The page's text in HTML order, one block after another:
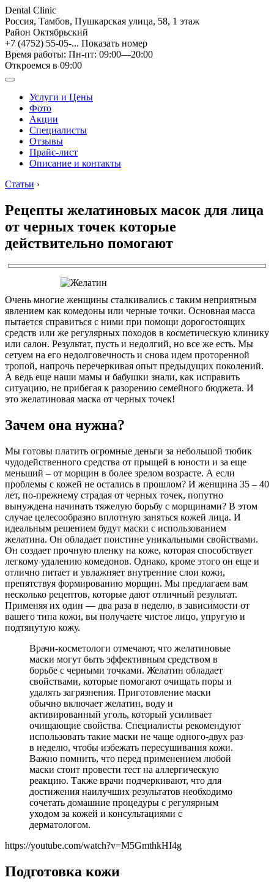
Dental Clinic
Россия, Тамбов, Пушкарская улица, 58, 1 этаж
Район Октябрьский
+7 (4752) 55-05-... Показать номер
Время работы: Пн-пт: 09:00—20:00
Откроемся в 09:00
Услуги и Цены
Фото
Акции
Специалисты
Отзывы
Прайс-лист
Описание и контакты
Статьи ›
Рецепты желатиновых масок для лица
от черных точек которые
действительно помогают
Очень многие женщины сталкивались с таким неприятным
явлением как комедоны или черные точки. Основная масса
пытается справиться с ними при помощи дорогостоящих
средств или же регулярных походов в косметическую клинику
или салон. Результат, пусть и недолгий, но все же есть. Мы
сетуем на его недолговечность и снова идем проторенной
тропой, напрочь перечеркивая опыт предыдущих поколений.
А ведь еще наши мамы и бабушки знали, как исправить
ситуацию, не прибегая к разорению семейного бюджета. И
это желатиновая маска от черных точек!
Зачем она нужна?
Мы готовы платить огромные деньги за небольшой тюбик
чудодейственного средства от прыщей в юности и за еще
меньший – от морщин в более зрелом возрасте. А если
проблемы с кожей не остались в прошлом? И женщина 35 – 40
лет, по-прежнему страдая от черных точек, попутно
вынуждена начинать тяжелую борьбу с морщинами? В этом
случае целесообразно вплотную заняться кожей лица. И
идеальным решением будут маски с использованием
желатина. Он обладает поистине уникальными свойствами.
Он создает прочную пленку на коже, которая способствует
легкому удалению комедонов. Однако, кроме этого он еще и
отлично питает и увлажняет внутренние слои кожи,
препятствуя формированию морщин. Мы предлагаем вам
несколько рецептов, которые дают отличный результат.
Применяя их один — два раза в неделю, в зависимости от
вашего типа кожи, вы получаете чистое лицо, упругую и
подтянутую кожу.
Врачи-косметологи отмечают, что желатиновые
маски могут быть эффективным средством в
борьбе с черными точками. Желатин обладает
свойствами, которые помогают очищать поры и
удалять загрязнения. Приготовление маски
обычно включает желатин, воду и
активированный уголь, который усиливает
очищающие свойства. Специалисты рекомендуют
использовать такие маски не чаще одного-двух раз
в неделю, чтобы избежать пересушивания кожи.
Важно помнить, что перед применением любой
маски стоит провести тест на аллергическую
реакцию. Также врачи подчеркивают, что для
достижения наилучших результатов необходимо
сочетать домашние процедуры с регулярным
уходом за кожей и консультациями с
дерматологом.
https://youtube.com/watch?v=M5GmthkHI4g
Подготовка кожи